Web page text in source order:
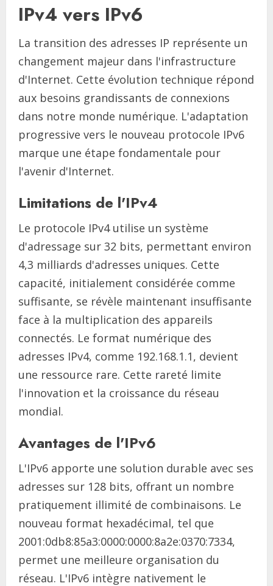
IPv4 vers IPv6
La transition des adresses IP représente un
changement majeur dans l'infrastructure
d'Internet. Cette évolution technique répond
aux besoins grandissants de connexions
dans notre monde numérique. L'adaptation
progressive vers le nouveau protocole IPv6
marque une étape fondamentale pour
l'avenir d'Internet.
Limitations de l'IPv4
Le protocole IPv4 utilise un système
d'adressage sur 32 bits, permettant environ
4,3 milliards d'adresses uniques. Cette
capacité, initialement considérée comme
suffisante, se révèle maintenant insuffisante
face à la multiplication des appareils
connectés. Le format numérique des
adresses IPv4, comme 192.168.1.1, devient
une ressource rare. Cette rareté limite
l'innovation et la croissance du réseau
mondial.
Avantages de l'IPv6
L'IPv6 apporte une solution durable avec ses
adresses sur 128 bits, offrant un nombre
pratiquement illimité de combinaisons. Le
nouveau format hexadécimal, tel que
2001:0db8:85a3:0000:0000:8a2e:0370:7334,
permet une meilleure organisation du
réseau. L'IPv6 intègre nativement le